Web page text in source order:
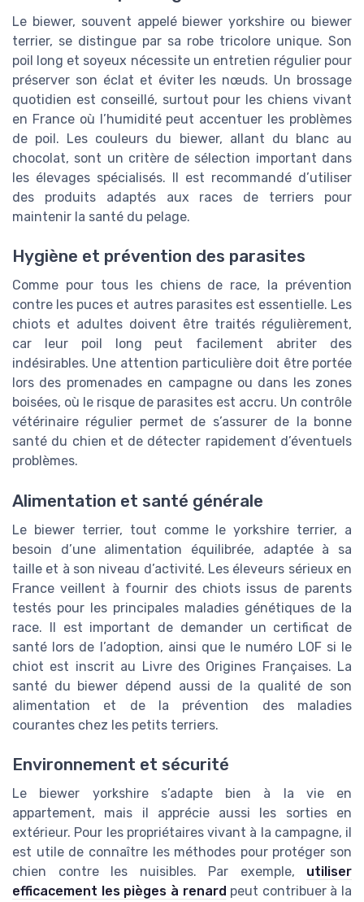
Le biewer, souvent appelé biewer yorkshire ou biewer
terrier, se distingue par sa robe tricolore unique. Son
poil long et soyeux nécessite un entretien régulier pour
préserver son éclat et éviter les nœuds. Un brossage
quotidien est conseillé, surtout pour les chiens vivant
en France où l’humidité peut accentuer les problèmes
de poil. Les couleurs du biewer, allant du blanc au
chocolat, sont un critère de sélection important dans
les élevages spécialisés. Il est recommandé d’utiliser
des produits adaptés aux races de terriers pour
maintenir la santé du pelage.
Hygiène et prévention des parasites
Comme pour tous les chiens de race, la prévention
contre les puces et autres parasites est essentielle. Les
chiots et adultes doivent être traités régulièrement,
car leur poil long peut facilement abriter des
indésirables. Une attention particulière doit être portée
lors des promenades en campagne ou dans les zones
boisées, où le risque de parasites est accru. Un contrôle
vétérinaire régulier permet de s’assurer de la bonne
santé du chien et de détecter rapidement d’éventuels
problèmes.
Alimentation et santé générale
Le biewer terrier, tout comme le yorkshire terrier, a
besoin d’une alimentation équilibrée, adaptée à sa
taille et à son niveau d’activité. Les éleveurs sérieux en
France veillent à fournir des chiots issus de parents
testés pour les principales maladies génétiques de la
race. Il est important de demander un certificat de
santé lors de l’adoption, ainsi que le numéro LOF si le
chiot est inscrit au Livre des Origines Françaises. La
santé du biewer dépend aussi de la qualité de son
alimentation et de la prévention des maladies
courantes chez les petits terriers.
Environnement et sécurité
Le biewer yorkshire s’adapte bien à la vie en
appartement, mais il apprécie aussi les sorties en
extérieur. Pour les propriétaires vivant à la campagne, il
est utile de connaître les méthodes pour protéger son
chien contre les nuisibles. Par exemple, utiliser
efficacement les pièges à renard peut contribuer à la